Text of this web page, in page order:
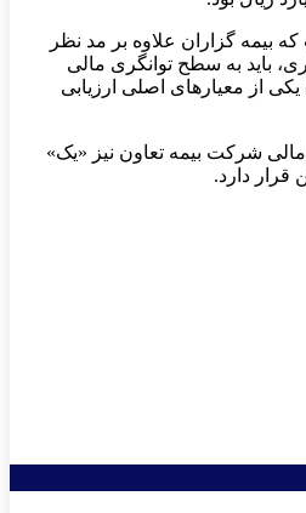
بیمه گزاران علاوه بر مد نظر
باید به سطح توانگری مالی
از معیارهای اصلی ارزیابی
مالی شرکت بیمه تعاون نیز «یک»
قرار دارد.